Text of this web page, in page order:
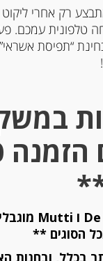
מפרחי
רק אחרי ליקוט
טלפונית עמכם.
“תפיסת
הסוגים **
בכלל, ובחנות